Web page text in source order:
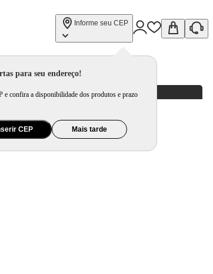
Informe seu CEP
para seu endereço!
e confira a disponibilidade dos produtos e prazo
CEP Mais tarde